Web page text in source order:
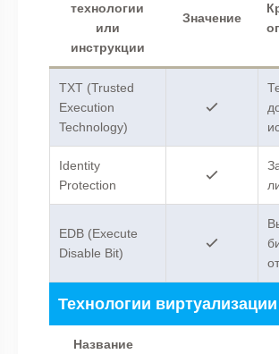
технологии
или
инструкции
Значение
TXT (Trusted
Execution
Technology)
Identity
Protection
EDB (Execute
Disable Bit)
Технологии виртуализации
Название